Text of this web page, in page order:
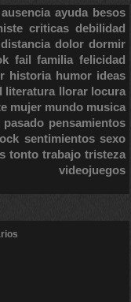
ausencia ayuda besos
criticas debilidad
distancia dolor dormir
fail familia felicidad
historia humor ideas
literatura llorar locura
mujer mundo musica
pasado pensamientos
sentimientos sexo
tonto trabajo tristeza
videojuegos